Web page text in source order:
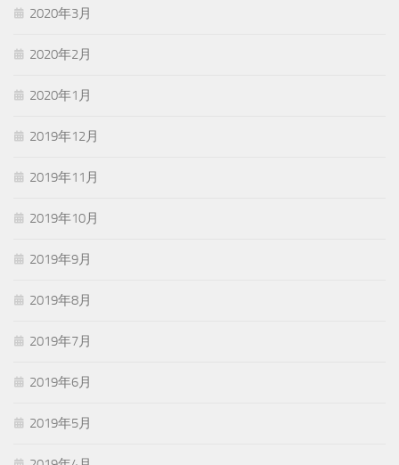
2020年3月
2020年2月
2020年1月
2019年12月
2019年11月
2019年10月
2019年9月
2019年8月
2019年7月
2019年6月
2019年5月